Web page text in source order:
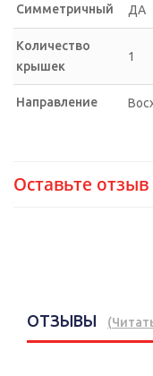
Симметричный ДА
Количество
крышек
1
Направление
Оставьте
ОТЗЫВЫ (